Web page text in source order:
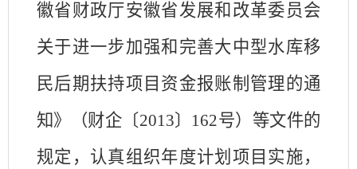
徽省财政厅安徽省发展和改革委员会
关于进一步加强和完善大中型水库移
民后期扶持项目资金报账制管理的通
知》（财企〔2013〕 162号）等文件的
规定，认真组织年度计划项目实施，